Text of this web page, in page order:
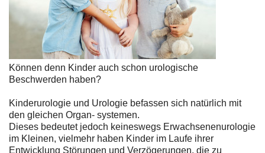
Können denn Kinder auch schon urologische
Beschwerden haben?
Kinderurologie und Urologie befassen sich natürlich mit
den gleichen Organ- systemen.
Dieses bedeutet jedoch keineswegs Erwachsenenurologie
im Kleinen, vielmehr haben Kinder im Laufe ihrer
Entwicklung Störungen und Verzögerungen, die zu